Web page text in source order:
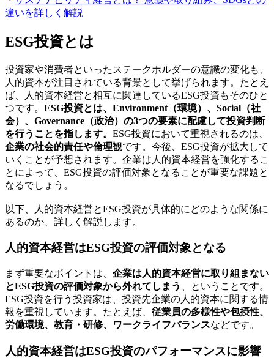
違いを詳しく解説
ESG投資とは
投資家や消費者といったステークホルダーの意識の変化も、
人的資本が注目されている背景として挙げられます。たとえ
ば、人的資本経営と相互に関連しているESG投資もそのひと
つです。 ESG投資とは、Environment（環境）、Social（社
会）、Governance（政治）の3つの要素に配慮して投資判断
を行うことを指します。 ESG投資において重視されるのは、
企業の社会的責任や倫理観です。今後、ESG投資が拡大して
いくことが予想されます。企業は人的資本経営を強化するこ
とによって、ESG投資の評価対象となることが重要な課題と
なるでしょう。
以下、人的資本経営とESG投資が具体的にどのような関係に
あるのか、詳しく解説します。
人的資本経営はESG投資の評価対象となる
まず重要なポイントは、 企業は人的資本経営に取り組まない
とESG投資の評価対象から外れてしまう
、ということです。
ESG投資を行う投資家は、投資先企業の人的資本に関する情
報を重視しています。たとえば、 従業員の多様性や包摂性、
労働環境、教育・研修、ワークライフバランスなどです。
人的資本経営はESG投資のパフォーマンスに影響